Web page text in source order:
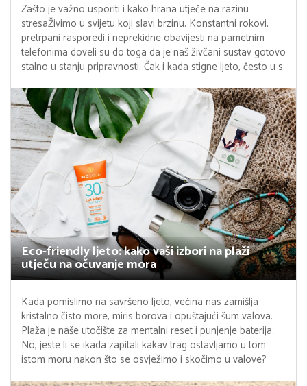
Zašto je važno usporiti i kako hrana utječe na razinu
stresaŽivimo u svijetu koji slavi brzinu. Konstantni rokovi,
pretrpani rasporedi i neprekidne obavijesti na pametnim
telefonima doveli su do toga da je naš živčani sustav gotovo
stalno u stanju pripravnosti. Čak i kada stigne ljeto, često u s
Eco-friendly ljeto: kako vaši izbori na plaži
utječu na očuvanje mora
Kada pomislimo na savršeno ljeto, većina nas zamišlja
kristalno čisto more, miris borova i opuštajući šum valova.
Plaža je naše utočište za mentalni reset i punjenje baterija.
No, jeste li se ikada zapitali kakav trag ostavljamo u tom
istom moru nakon što se osvježimo i skočimo u valove?